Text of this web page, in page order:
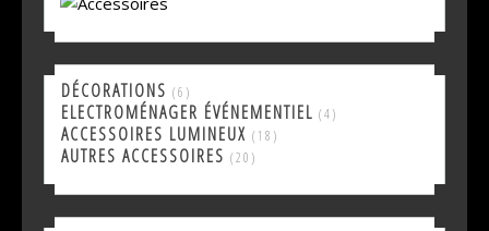
DÉCORATIONS (6)
ELECTROMÉNAGER ÉVÉNEMENTIEL (4)
ACCESSOIRES LUMINEUX (18)
AUTRES ACCESSOIRES (20)